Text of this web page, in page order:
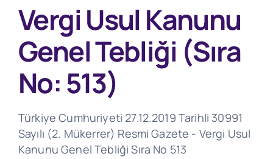
Vergi Usul Kanunu
Genel Tebliği (Sıra
No: 513)
Türkiye Cumhuriyeti 27.12.2019 Tarihli 30991
Sayılı (2. Mükerrer) Resmi Gazete - Vergi Usul
Kanunu Genel Tebliği Sıra No 513